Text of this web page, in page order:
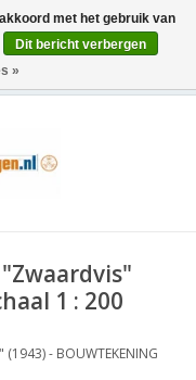
1 : 200
(1943) - BOUWTEKENING
met het gebruik van
Dit bericht verbergen
»